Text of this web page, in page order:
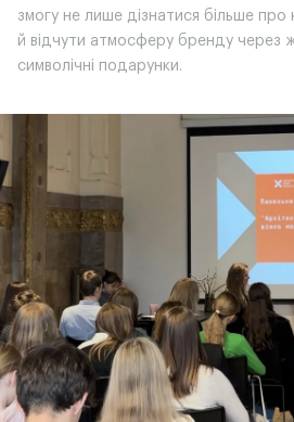
змогу не лише дізнатися більше про
й відчути атмосферу бренду через
символічні подарунки.